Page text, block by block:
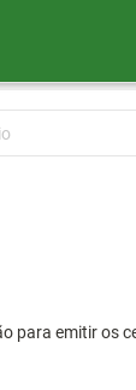
para emitir os